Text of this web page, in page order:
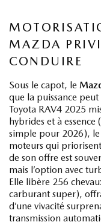
MAZDA
CONDUIRE
Sous le capot, le
que la puissance
Toyota RAV4 2025
hybrides et à essence
simple pour 2026),
moteurs qui
de son offre est
mais l’option avec
Elle libère 256
carburant super),
d’une vivacité
transmission